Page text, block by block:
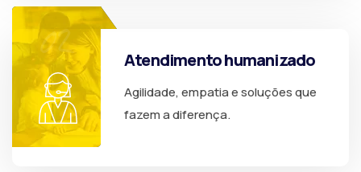
Atendimento humanizado
Agilidade, empatia e soluções que
fazem a diferença.